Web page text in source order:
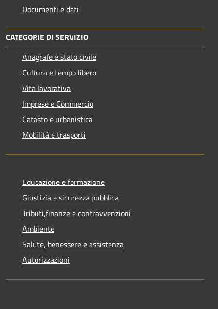
Documenti e dati
CATEGORIE DI SERVIZIO
Anagrafe e stato civile
Cultura e tempo libero
Vita lavorativa
Imprese e Commercio
Catasto e urbanistica
Mobilità e trasporti
Educazione e formazione
Giustizia e sicurezza pubblica
Tributi,finanze e contravvenzioni
Ambiente
Salute, benessere e assistenza
Autorizzazioni